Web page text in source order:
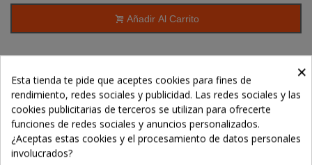
Añadir Al Carrito
Marca: SANGALLI
TE GUSTARÁN
No hay artículos
×
Esta tienda te pide que aceptes cookies para fines de
rendimiento, redes sociales y publicidad. Las redes sociales y las
cookies publicitarias de terceros se utilizan para ofrecerte
funciones de redes sociales y anuncios personalizados.
¿Aceptas estas cookies y el procesamiento de datos personales
involucrados?